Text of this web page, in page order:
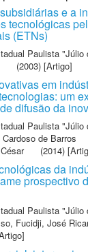
e a
tecnológicas
(ETNs)
Paulista "Júlio
(2003) [Artigo]
em
um
difusão da
Paulista "Júlio
de Barros
(2014)
da
prospectivo
Paulista "Júlio
, Fucidji, José